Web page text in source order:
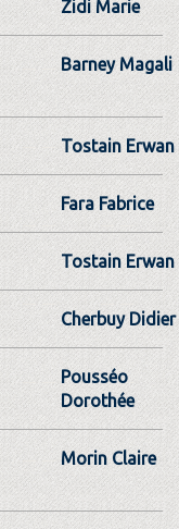
Zidi Marie
Barney Magali
Tostain Erwan
Fara Fabrice
Tostain Erwan
Cherbuy Didier
Pousséo
Dorothée
Morin Claire